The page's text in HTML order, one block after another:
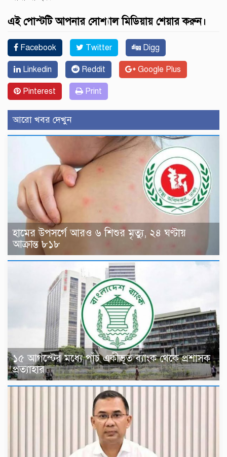
এই পোস্টটি আপনার সোশ্যাল মিডিয়ায় শেয়ার করুন।
Facebook Twitter Digg
Linkedin Reddit Google Plus
Pinterest Print
আরো খবর দেখুন
হামের উপসর্গে আরও ৬ শিশুর মৃত্যু, ২৪ ঘণ্টায়
আক্রান্ত ৮১৮
১৫ আগস্টের মধ্যে পাঁচ একীভূত ব্যাংক থেকে প্রশাসক
প্রত্যাহার